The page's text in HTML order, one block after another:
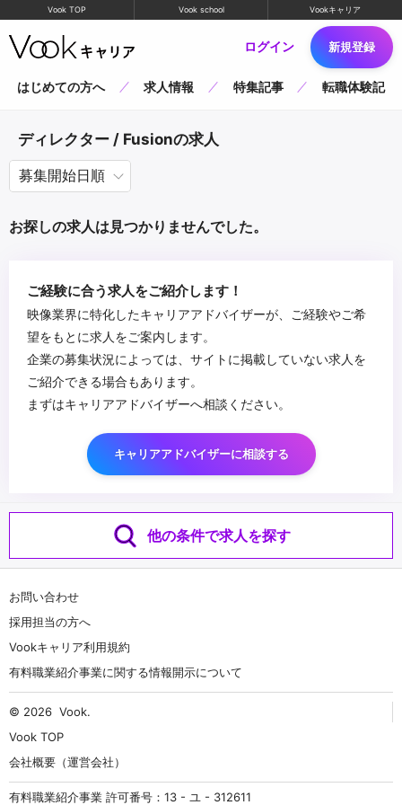
Vook TOP Vook school Vookキャリア
ログイン 新規登録
はじめての方へ 求人情報 特集記事 転職体験記
ディレクター / Fusionの求人
お探しの求人は見つかりませんでした。
ご経験に合う求人をご紹介します！
映像業界に特化したキャリアアドバイザーが、ご経験やご希
望をもとに求人をご案内します。
企業の募集状況によっては、サイトに掲載していない求人を
ご紹介できる場合もあります。
まずはキャリアアドバイザーへ相談ください。
キャリアアドバイザーに相談する
他の条件で求人を探す
お問い合わせ
採用担当の方へ
Vookキャリア利用規約
有料職業紹介事業に関する情報開示について
© 2026 Vook.
Vook TOP
会社概要（運営会社）
有料職業紹介事業 許可番号：13 - ユ - 312611